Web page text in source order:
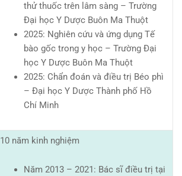
thử thuốc trên lâm sàng – Trường
Đại học Y Dược Buôn Ma Thuột
2025: Nghiên cứu và ứng dụng Tế
bào gốc trong y học – Trường Đại
học Y Dược Buôn Ma Thuột
2025: Chẩn đoán và điều trị Béo phì
– Đại học Y Dược Thành phố Hồ
Chí Minh
10 năm kinh nghiệm
Năm 2013 – 2021: Bác sĩ điều trị tại